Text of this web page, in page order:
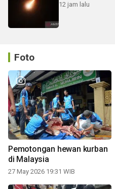
12 jam lalu
Foto
Pemotongan hewan kurban
di Malaysia
27 May 2026 19:31 WIB